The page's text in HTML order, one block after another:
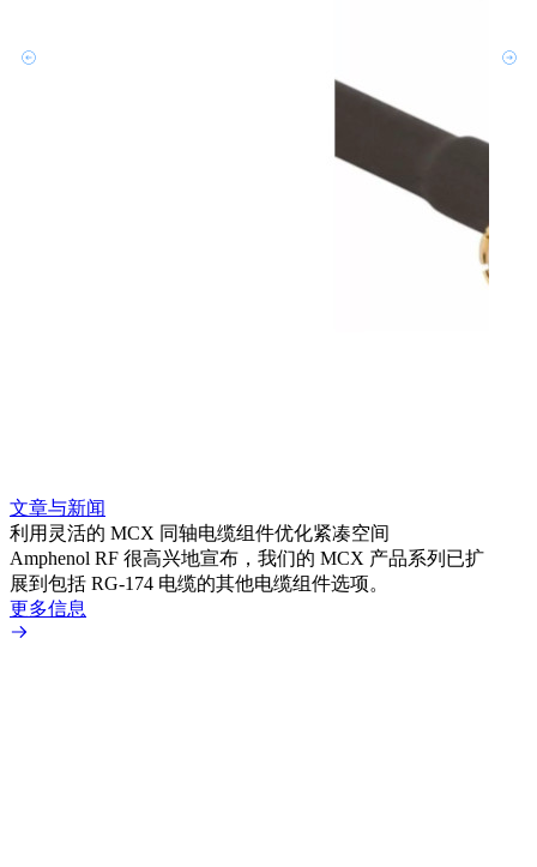
文章与新闻
利用灵活的 MCX 同轴电缆组件优化紧凑空间
Amphenol RF 很高兴地宣布，我们的 MCX 产品系列已扩
展到包括 RG-174 电缆的其他电缆组件选项。
更多信息